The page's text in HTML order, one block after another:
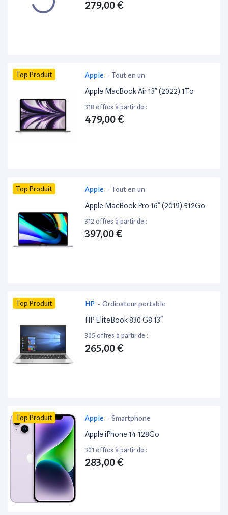
279,00 €
Top Produit Apple - Tout en un
Apple MacBook Air 13” (2022) 1To
318 offres à partir de :
479,00 €
Top Produit Apple - Tout en un
Apple MacBook Pro 16” (2019) 512Go
312 offres à partir de :
397,00 €
Top Produit HP - Ordinateur portable
HP EliteBook 830 G8 13”
305 offres à partir de :
265,00 €
Top Produit Apple - Smartphone
Apple iPhone 14 128Go
301 offres à partir de :
283,00 €